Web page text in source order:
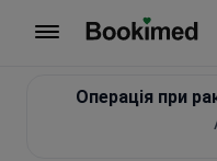
Операція при